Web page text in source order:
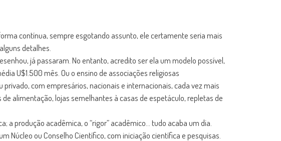
contínua, sempre esgotando assunto, ele certamente seria mais
detalhes.
já passaram. No entanto, acredito ser ela um modelo possível,
U$1.500 mês. Ou o ensino de associações religiosas
com empresários, nacionais e internacionais, cada vez mais
alimentação, lojas semelhantes à casas de espetáculo, repletas de
a produção acadêmica, o “rigor” acadêmico… tudo acaba um dia.
Núcleo ou Conselho Científico, com iniciação científica e pesquisas.